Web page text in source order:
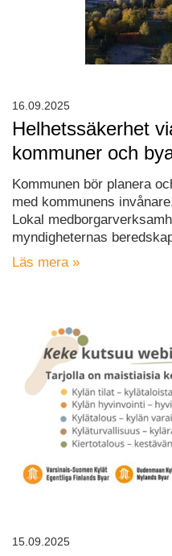
Helhetssäkerhet
kommuner och
Kommunen bör planera
med kommunens
Lokal
myndigheternas
Läs mera »
16.09.2025
15.09.2025